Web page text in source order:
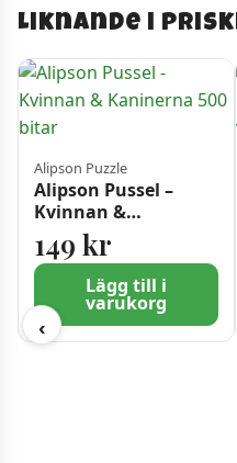
Liknande i
‹
Alipson Puzzle
Alipson Pussel –
Kvinnan &
Kaninerna 500 bitar
149 kr
Lägg till i
varukorg